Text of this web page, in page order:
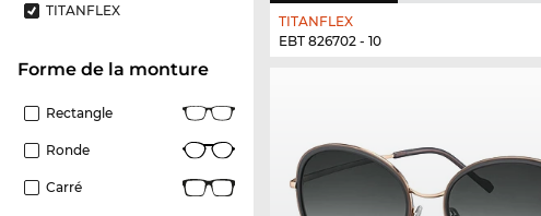
TITANFLEX
Forme de la monture
Rectangle
Ronde
Carré
TITANFLEX
EBT 826702 - 10